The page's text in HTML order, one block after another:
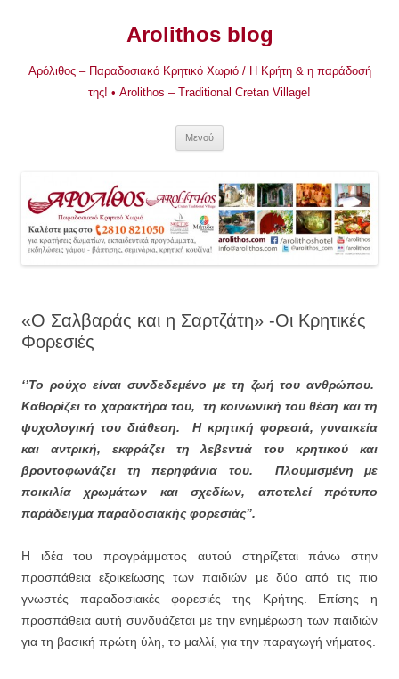
Arolithos blog
Αρόλιθος – Παραδοσιακό Κρητικό Χωριό / Η Κρήτη & η παράδοσή
της! • Arolithos – Traditional Cretan Village!
Μενού
«Ο Σαλβαράς και η Σαρτζάτη» -Οι Κρητικές
Φορεσιές
‘’Το ρούχο είναι συνδεδεμένο με τη ζωή του ανθρώπου.
Καθορίζει το χαρακτήρα του, τη κοινωνική του θέση και τη
ψυχολογική του διάθεση. Η κρητική φορεσιά, γυναικεία
και αντρική, εκφράζει τη λεβεντιά του κρητικού και
βροντοφωνάζει τη περηφάνια του. Πλουμισμένη με
ποικιλία χρωμάτων και σχεδίων, αποτελεί πρότυπο
παράδειγμα παραδοσιακής φορεσιάς’’.
Η ιδέα του προγράμματος αυτού στηρίζεται πάνω στην
προσπάθεια εξοικείωσης των παιδιών με δύο από τις πιο
γνωστές παραδοσιακές φορεσιές της Κρήτης. Επίσης η
προσπάθεια αυτή συνδυάζεται με την ενημέρωση των παιδιών
για τη βασική πρώτη ύλη, το μαλλί, για την παραγωγή νήματος.